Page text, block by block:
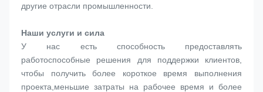
другие отрасли промышленности.
Наши услуги и сила
У нас есть способность предоставлять
работоспособные решения для поддержки клиентов,
чтобы получить более короткое время выполнения
проекта,меньшие затраты на рабочее время и более